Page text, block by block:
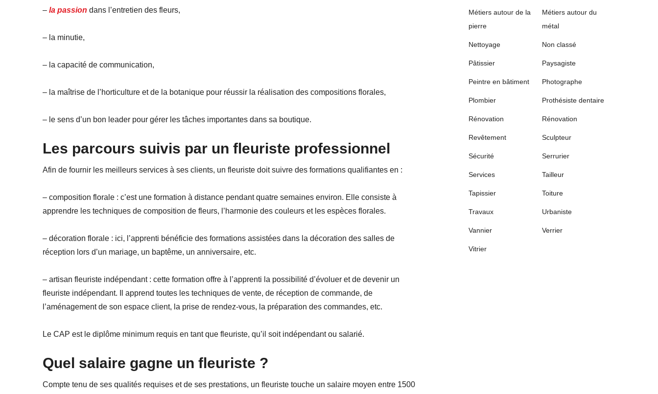
– la passion dans l’entretien des fleurs,
– la minutie,
– la capacité de communication,
– la maîtrise de l’horticulture et de la botanique pour réussir la réalisation des compositions florales,
– le sens d’un bon leader pour gérer les tâches importantes dans sa boutique.
Les parcours suivis par un fleuriste professionnel
Afin de fournir les meilleurs services à ses clients, un fleuriste doit suivre des formations qualifiantes en :
– composition florale : c’est une formation à distance pendant quatre semaines environ. Elle consiste à
apprendre les techniques de composition de fleurs, l’harmonie des couleurs et les espèces florales.
– décoration florale : ici, l’apprenti bénéficie des formations assistées dans la décoration des salles de
réception lors d’un mariage, un baptême, un anniversaire, etc.
– artisan fleuriste indépendant : cette formation offre à l’apprenti la possibilité d’évoluer et de devenir un
fleuriste indépendant. Il apprend toutes les techniques de vente, de réception de commande, de
l’aménagement de son espace client, la prise de rendez-vous, la préparation des commandes, etc.
Le CAP est le diplôme minimum requis en tant que fleuriste, qu’il soit indépendant ou salarié.
Quel salaire gagne un fleuriste ?
Compte tenu de ses qualités requises et de ses prestations, un fleuriste touche un salaire moyen entre 1500
Métiers autour de la
pierre
Métiers autour du
métal
Nettoyage Non classé
Pâtissier Paysagiste
Peintre en bâtiment Photographe
Plombier Prothésiste dentaire
Rénovation Rénovation
Revêtement Sculpteur
Sécurité Serrurier
Services Tailleur
Tapissier Toiture
Travaux Urbaniste
Vannier Verrier
Vitrier